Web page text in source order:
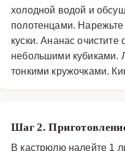
холодной водой и
полотенцами.
куски. Ананас
небольшими кубиками.
тонкими кружочками.
Шаг 2.
В кастрюлю налейте 1